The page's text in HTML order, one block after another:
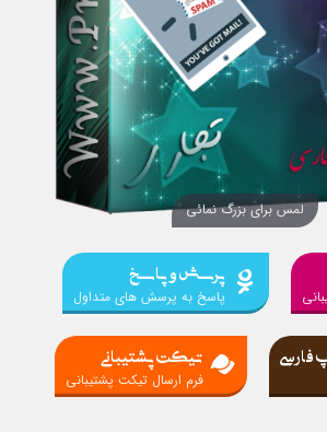
لمس برای بزرگ نمائی
پرسش و پاسخ
پاسخ به پرسش های متداول
فارسی تیکت پشتیبانی
فرم ارسال تیکت پشتیبانی